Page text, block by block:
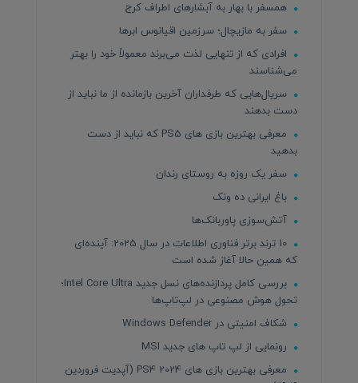
همسفر با بهار به آبشارهای اطراف کرج
سفر به مازیچال؛ سرزمین اقیانوس ابرها
افرادی که از تنهایی لذت می‌برند معمولاً خود را بهتر
می‌شناسند
سریال‌هایی که طرفداران آخرین بازمانده از ما نباید از
دست بدهند
معرفی بهترین بازی های PS5 که نباید از دست
بدهید
سفر یک روزه به روستای رندان
باغ ایرانی ده ونک
آتش‌سوزی پاوربانک‌ها
10 ترند برتر فناوری اطلاعات در سال 2025: آینده‌ای
که همین حالا آغاز شده است
بررسی کامل پردازنده‌های نسل جدید Intel Core Ultra؛
تحول هوش مصنوعی در لپ‌تاپ‌ها
شکاف امنیتی در Windows Defender
رونمایی از لپ تاپ های جدید MSI
معرفی بهترین بازی های PS4 2024 (آپدیت فروردین